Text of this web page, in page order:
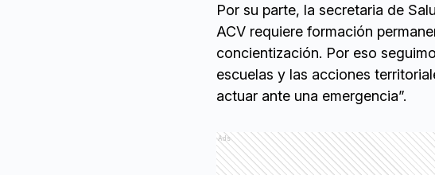
Por su parte, la secretaria de
ACV requiere formación
concientización. Por eso
escuelas y las acciones
actuar ante una emergencia”.
Ads